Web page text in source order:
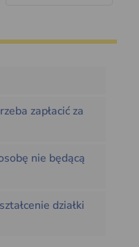
zapłacić za
nie będącą
działki